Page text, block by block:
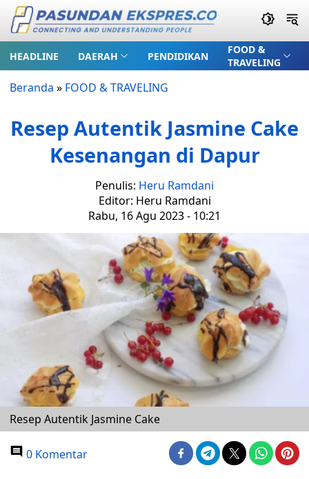
HEADLINE DAERAH PENDIDIKAN
FOOD &
TRAVELING
Beranda » FOOD & TRAVELING
Resep Autentik Jasmine Cake
Kesenangan di Dapur
Penulis: Heru Ramdani
Editor: Heru Ramdani
Rabu, 16 Agu 2023 - 10:21
Resep Autentik Jasmine Cake
0 Komentar